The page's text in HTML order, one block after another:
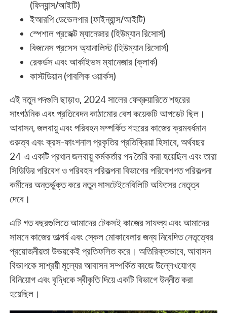
(ফিন্যান্স/আইটি)
ইআরপি ডেভেলপার (ফাইন্যান্স/আইটি)
স্পেশাল প্রজেক্ট ম্যানেজার (হিউম্যান রিসোর্স)
বিজনেস প্রসেস অ্যানালিস্ট (হিউম্যান রিসোর্স)
রেকর্ডস এবং আর্কাইভস ম্যানেজার (ক্লার্ক)
কাস্টডিয়ান (পাবলিক ওয়ার্কস)
এই নতুন পদগুলি ছাড়াও, 2024 সালের ফেব্রুয়ারিতে শহরের
সাংগঠনিক এবং প্রতিবেদন কাঠামোর বেশ কয়েকটি আপডেট ছিল।
আবাসন, জলবায়ু এবং পরিবহন সম্পর্কিত শহরের কাজের ক্রমবর্ধমান
গুরুত্ব এবং ক্রস-ফাংশনাল প্রকৃতির প্রতিক্রিয়া হিসাবে, অর্থবছর
24-এ একটি প্রধান জলবায়ু কর্মকর্তার পদ তৈরি করা হয়েছিল এবং তারা
সিডিডির পরিবেশ ও পরিবহন পরিকল্পনা বিভাগের পরিবেশগত পরিকল্পনা
কর্মীদের অন্তর্ভুক্ত করে নতুন সাসটেইনেবিলিটি অফিসের নেতৃত্ব
দেবে।
এটি গত বছরগুলিতে আমাদের টেকসই কাজের সাফল্য এবং আমাদের
সামনে কাজের তাত্পর্য এবং স্কেল মোকাবেলার জন্য নিবেদিত নেতৃত্বের
প্রয়োজনীয়তা উভয়কেই প্রতিফলিত করে। অতিরিক্তভাবে, আবাসন
বিভাগকে সাশ্রয়ী মূল্যের আবাসন সম্পর্কিত কাজে উল্লেখযোগ্য
বিনিয়োগ এবং বৃদ্ধিকে স্বীকৃতি দিয়ে একটি বিভাগে উন্নীত করা
হয়েছিল।